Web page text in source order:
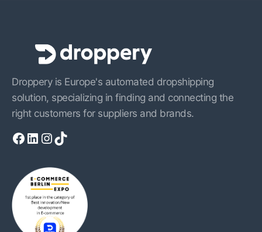
Droppery is Europe's automated dropshipping
solution, specializing in finding and connecting the
right customers for suppliers and brands.
Facebook LinkedIn InstagramTikTok